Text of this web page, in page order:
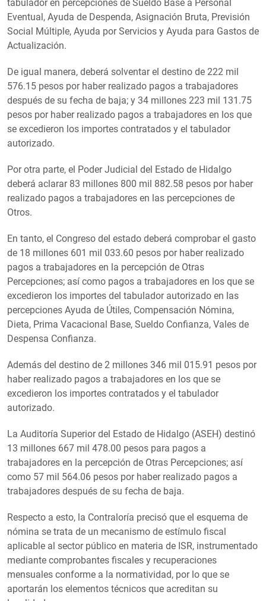
tabulador en percepciones de Sueldo Base a Personal
Eventual, Ayuda de Despenda, Asignación Bruta, Previsión
Social Múltiple, Ayuda por Servicios y Ayuda para Gastos de
Actualización.
De igual manera, deberá solventar el destino de 222 mil
576.15 pesos por haber realizado pagos a trabajadores
después de su fecha de baja; y 34 millones 223 mil 131.75
pesos por haber realizado pagos a trabajadores en los que
se excedieron los importes contratados y el tabulador
autorizado.
Por otra parte, el Poder Judicial del Estado de Hidalgo
deberá aclarar 83 millones 800 mil 882.58 pesos por haber
realizado pagos a trabajadores en las percepciones de
Otros.
En tanto, el Congreso del estado deberá comprobar el gasto
de 18 millones 601 mil 033.60 pesos por haber realizado
pagos a trabajadores en la percepción de Otras
Percepciones; así como pagos a trabajadores en los que se
excedieron los importes del tabulador autorizado en las
percepciones Ayuda de Útiles, Compensación Nómina,
Dieta, Prima Vacacional Base, Sueldo Confianza, Vales de
Despensa Confianza.
Además del destino de 2 millones 346 mil 015.91 pesos por
haber realizado pagos a trabajadores en los que se
excedieron los importes contratados y el tabulador
autorizado.
La Auditoría Superior del Estado de Hidalgo (ASEH) destinó
13 millones 667 mil 478.00 pesos para pagos a
trabajadores en la percepción de Otras Percepciones; así
como 57 mil 564.06 pesos por haber realizado pagos a
trabajadores después de su fecha de baja.
Respecto a esto, la Contraloría precisó que el esquema de
nómina se trata de un mecanismo de estímulo fiscal
aplicable al sector público en materia de ISR, instrumentado
mediante comprobantes fiscales y recuperaciones
mensuales conforme a la normatividad, por lo que se
aportarán los elementos técnicos que acreditan su